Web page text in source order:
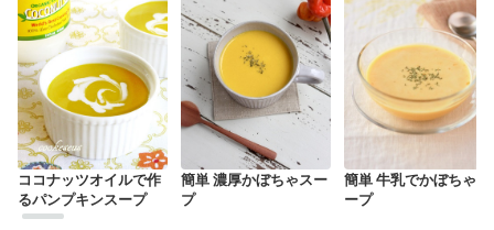
ココナッツオイルで作
るパンプキンスープ
簡単 濃厚かぼちゃスー
プ
簡単 牛乳でかぼちゃス
ープ